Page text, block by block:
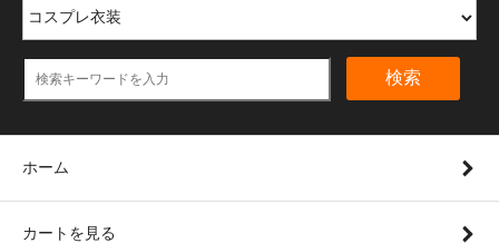
検索
ホーム
カートを見る